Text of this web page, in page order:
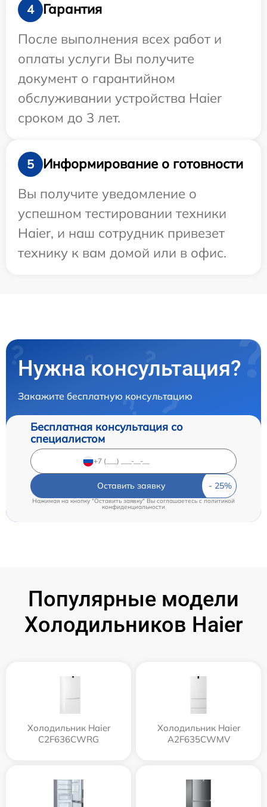
4
Гарантия
После выполнения всех работ и
оплаты услуги Вы получите
документ о гарантийном
обслуживании устройства Haier
сроком до 3 лет.
5
Информирование о готовности
Вы получите уведомление о
успешном тестировании техники
Haier, и наш сотрудник привезет
технику к вам домой или в офис.
Нужна консультация?
Закажите бесплатную консультацию
Бесплатная консультация со
специалистом
Оставить заявку
Нажимая на кнопку "Оставить заявку" Вы соглашаетесь cполитикой
конфиденциальности
Популярные модели
Холодильников Haier
Холодильник Haier
C2F636CWRG
Холодильник Haier
A2F635CWMV